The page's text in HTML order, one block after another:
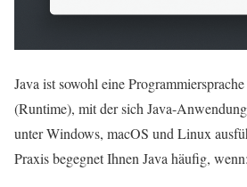
Java ist sowohl eine
(Runtime), mit der sich Java-
unter Windows, macOS und Linux
Praxis begegnet Ihnen Java häufig, wenn: